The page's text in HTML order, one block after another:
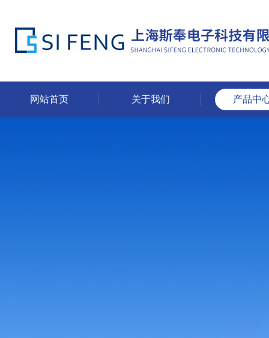
网站首页 关于我们 产品中